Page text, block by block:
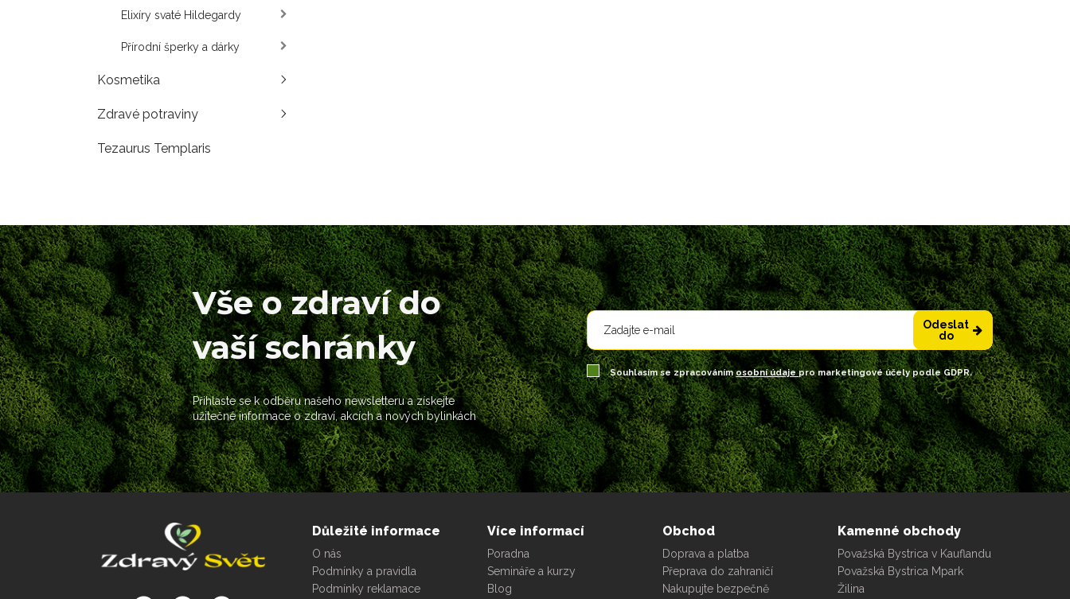
Elixíry svaté Hildegardy
Přírodní šperky a dárky
Kosmetika
Zdravé potraviny
Tezaurus Templaris
Vše o zdraví do
vaší schránky
Přihlaste se k odběru našeho newsletteru a získejte
užitečné informace o zdraví, akcích a nových bylinkách
Odeslat
do
Souhlasím se zpracovánímosobní údajepro marketingové účely podle GDPR.
Důležité informace
O nás
Podmínky a pravidla
Podmínky reklamace
Více informací
Poradna
Semináře a kurzy
Blog
Obchod
Doprava a platba
Přeprava do zahraničí
Nakupujte bezpečně
Kamenné obchody
Považská Bystrica v Kauflandu
Považská Bystrica Mpark
Žilina